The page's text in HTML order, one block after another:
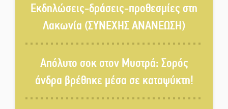
Ελλάδας Beach Soccer ο Π.
Μαρτσούκος
Η Έρη Ρίτσου σχολιάζει τα…
τραγελαφικά των «κληρονόμων»
Εκδηλώσεις-δράσεις-προθεσμίες στη
Λακωνία (ΣΥΝΕΧΗΣ ΑΝΑΝΕΩΣΗ)
Απόλυτο σοκ στον Μυστρά: Σορός
άνδρα βρέθηκε μέσα σε καταψύκτη!